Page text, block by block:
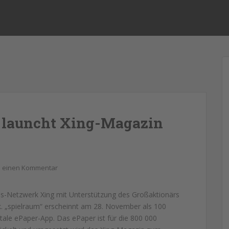
launcht Xing-Magazin
einen Kommentar
Netzwerk Xing mit Unterstützung des Großaktionärs
erscheinnt am 28. November als 100
ePaper-App. Das ePaper ist für die 800 000